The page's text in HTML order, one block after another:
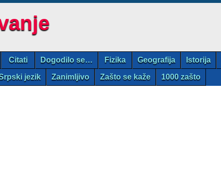
Citati Dogodilo se… Fizika Geografija Istorija
jezik Zanimljivo Zašto se kaže 1000 zašto